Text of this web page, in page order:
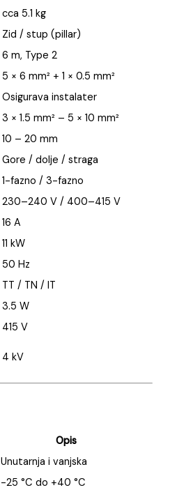
cca 5.1 kg
Zid / stup (pillar)
6 m, Type 2
5 × 6 mm² + 1 × 0.5 mm²
Osigurava instalater
3 × 1.5 mm² – 5 × 10 mm²
10 – 20 mm
Gore / dolje / straga
1-fazno / 3-fazno
230–240 V / 400–415 V
16 A
11 kW
50 Hz
TT / TN / IT
3.5 W
415 V
4 kV
Opis
Unutarnja i vanjska
-25 °C do +40 °C